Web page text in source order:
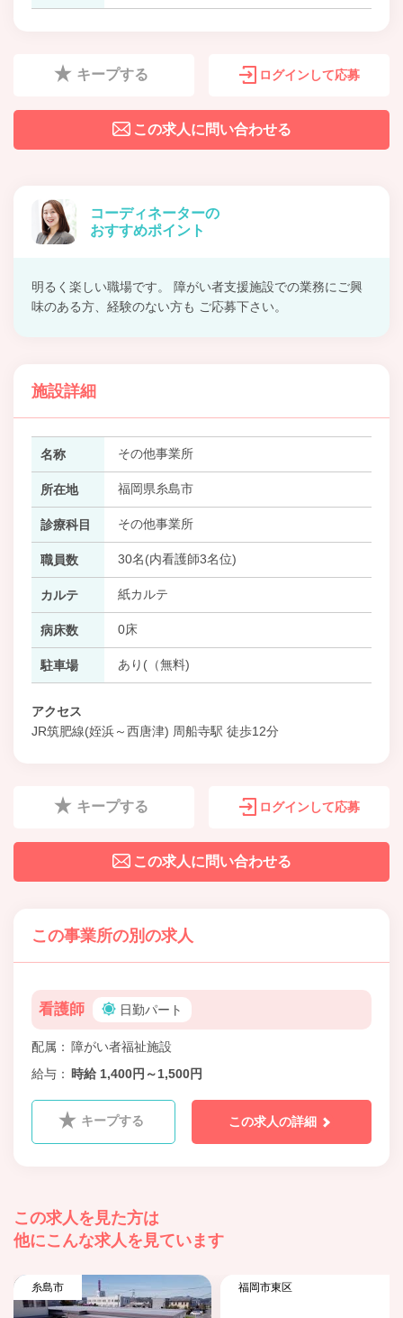
キープする ログインして応募
この求人に問い合わせる
コーディネーターの
おすすめポイント
明るく楽しい職場です。 障がい者支援施設での業務にご興
味のある方、経験のない方も ご応募下さい。
施設詳細
名称 その他事業所
所在地 福岡県糸島市
診療科目 その他事業所
職員数 30名(内看護師3名位)
カルテ 紙カルテ
病床数 0床
駐車場 あり(（無料)
アクセス
JR筑肥線(姪浜～西唐津) 周船寺駅 徒歩12分
キープする ログインして応募
この求人に問い合わせる
この事業所の別の求人
看護師 日勤パート
配属
障がい者福祉施設
給与
時給 1,400円～1,500円
キープする この求人の詳細
この求人を見た方は
他にこんな求人を見ています
糸島市 福岡市東区